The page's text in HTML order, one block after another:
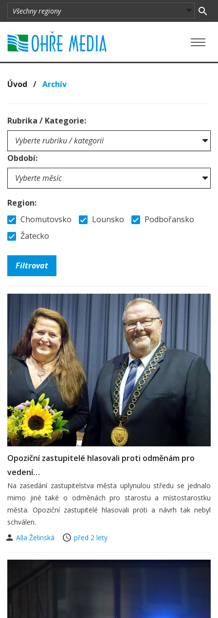
Úvod / Archív
Rubrika / Kategorie:
Období:
Region:
Chomutovsko
Lounsko
Podbořansko
Žatecko
Opoziční zastupitelé hlasovali proti odměnám pro
vedení…
Na zasedání zastupitelstva města uplynulou středu se jednalo
mimo jiné také o odměnách pro starostu a místostarostku
města. Opoziční zastupitelé hlasovali proti a návrh tak nebyl
schválen.
Alla Želinská
před 2 lety